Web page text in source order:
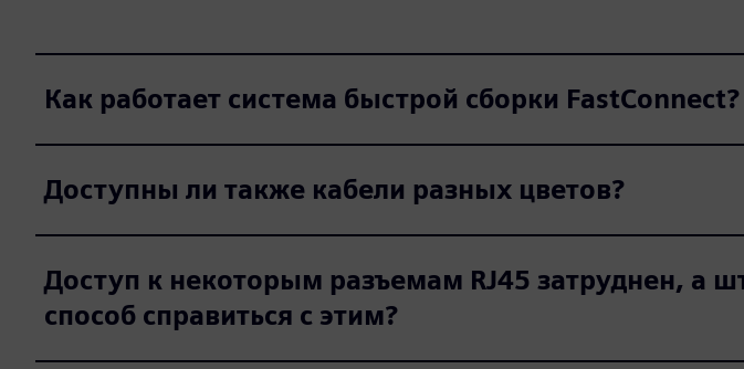
Как работает система быстрой сборки FastConnect?
Доступны ли также кабели разных цветов?
Доступ к некоторым разъемам RJ45 затруднен, а
способ справиться с этим?